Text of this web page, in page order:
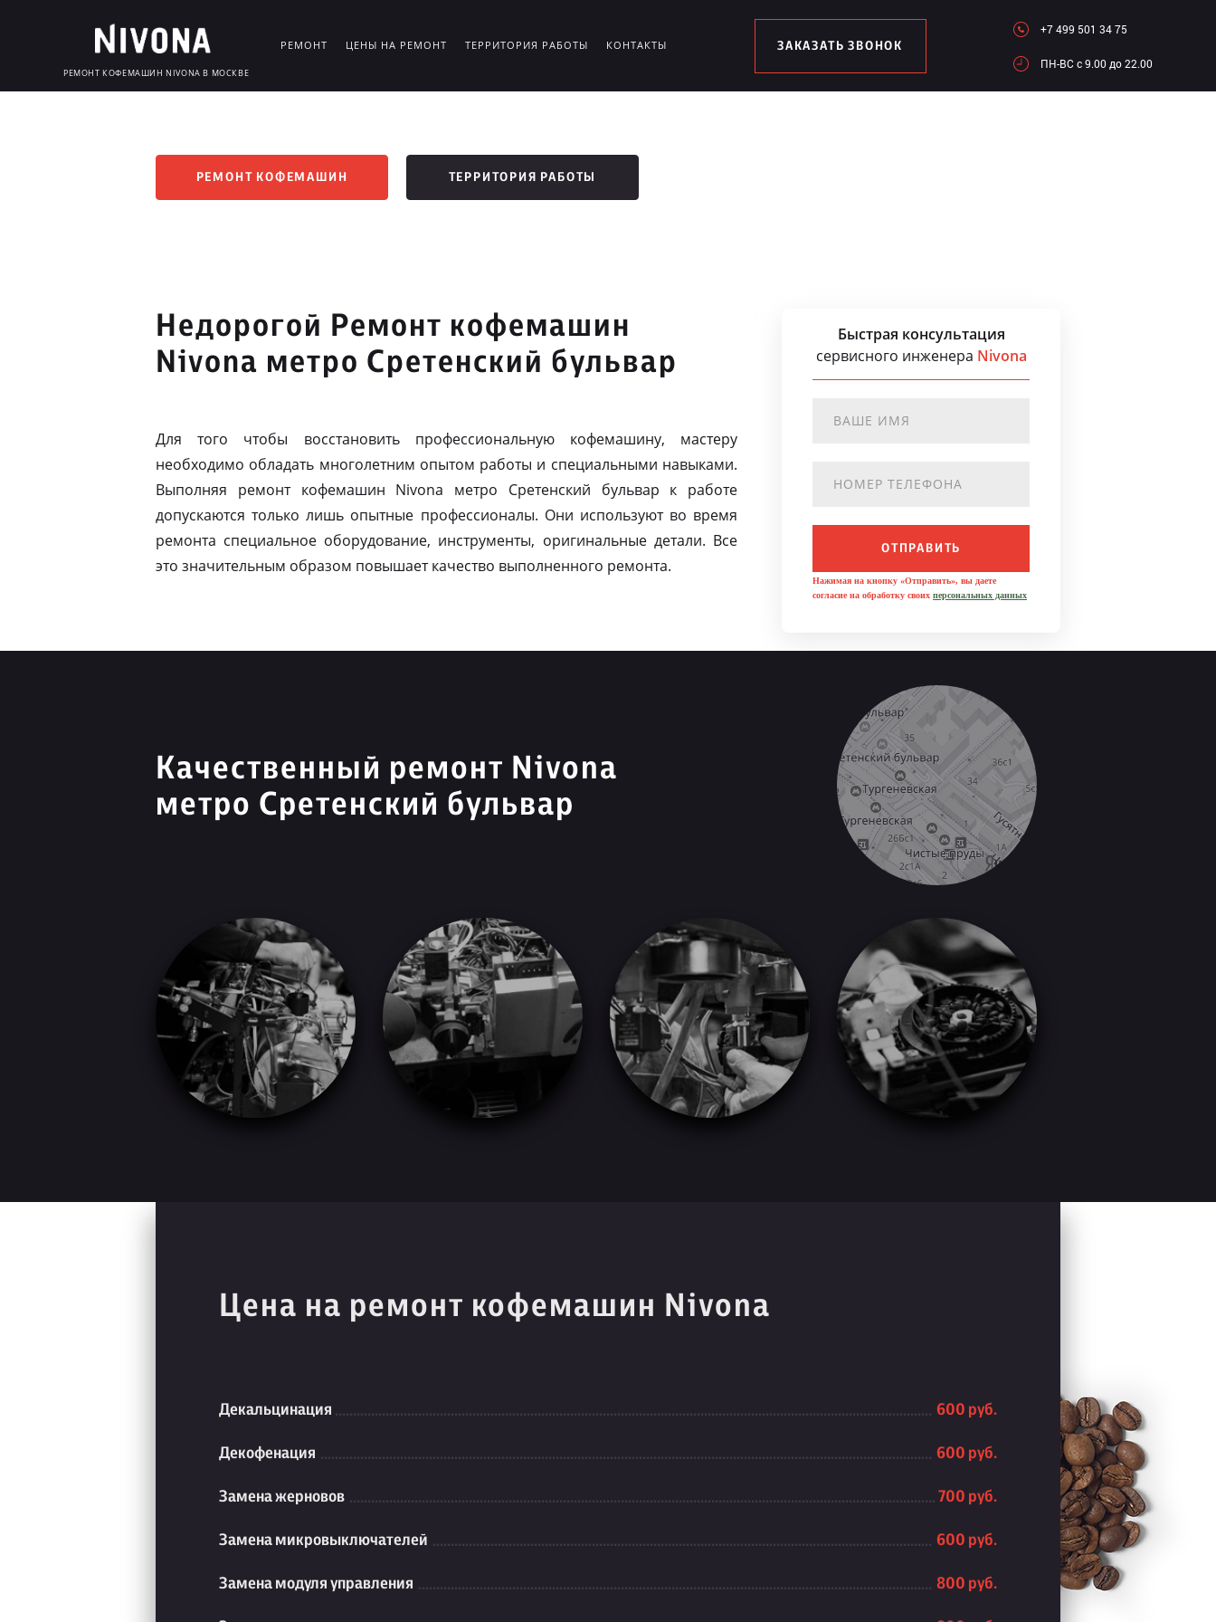
РЕМОНТ КОФЕМАШИН NIVONA В МОСКВЕ
РЕМОНТ ЦЕНЫ НА РЕМОНТ ТЕРРИТОРИЯ РАБОТЫ КОНТАКТЫ ЗАКАЗАТЬ ЗВОНОК
+7 499 501 34 75
ПН-ВC c 9.00 до 22.00
РЕМОНТ КОФЕМАШИН ТЕРРИТОРИЯ РАБОТЫ
Недорогой Ремонт кофемашин
Nivona метро Сретенский бульвар
Для того чтобы восстановить профессиональную кофемашину, мастеру
необходимо обладать многолетним опытом работы и специальными навыками.
Выполняя ремонт кофемашин Nivona метро Сретенский бульвар к работе
допускаются только лишь опытные профессионалы. Они используют во время
ремонта специальное оборудование, инструменты, оригинальные детали. Все
это значительным образом повышает качество выполненного ремонта.
Быстрая консультация
сервисного инженера Nivona
ОТПРАВИТЬ
Нажимая на кнопку «Отправить», вы даете
согласие на обработку своих персональных данных
Качественный ремонт Nivona
метро Сретенский бульвар
Цена на ремонт кофемашин Nivona
Декальцинация 600 руб.
Декофенация 600 руб.
Замена жерновов 700 руб.
Замена микровыключателей 600 руб.
Замена модуля управления 800 руб.